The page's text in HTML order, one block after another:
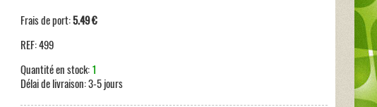
Frais de port:5.49 €
REF:499
Quantité en stock: 1
Délai de livraison:3-5 jours